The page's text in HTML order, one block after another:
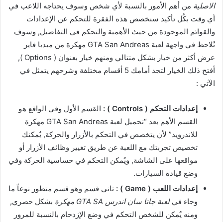
الاصلية من أهم الأمور بالنسبة لأي شخص وسوف يحتاجه اللاعب في
أي وقت بكُل تأكيد سنخصص هذه الفقرة للتحكم عن الإعدادات
والقوائم الموجودة من حيث الأهمية والتحكم في التفاصيل, وسوف
تٌلاحظ في واجهة لعبة GTA San Andreas مهكرة من ميديا فاير
عرض أكثر من خيار بشكل متتالي ومنهم خيار بعنوان ( Options ),
أفتح ذلك الخيار لتجد أمامك 5 أقسام مختلفة وشرحهم يتمثل في
الآتي :
إعدادات التحكم ( Controls ) :
القسم الأول وفي الواقع هو
القسم الأهم بعد “تحميل لعبة GTA San Andreas مهكرة
للاندرويد” لأن يتخصص في التحكم بالأزرار والحركة, يٌمكنك
تخصيص تجربتك مع اللعبة عن طريق تغيير وظائف الأزرار أو
مواقعها على الشاشة, ويُمكن التحكم في حساسية الحركة وفي
وضع قيادة السيارات.
إعدادات اللعب ( Game ) :
ثاني قسم وهو قسم متطور نوعاً ما
وجاء فيلعبة جاتا سان اندرس GTA SA مهكرة
بشكل حصري,
ومنه يٌمكن للشخص التحكم في وضع الإزدحام بالنسبة للمرور